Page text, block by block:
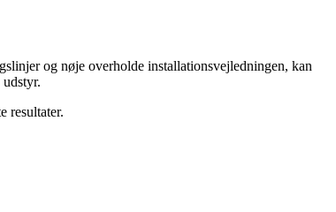
og nøje overholde installationsvejledningen, kan
resultater.